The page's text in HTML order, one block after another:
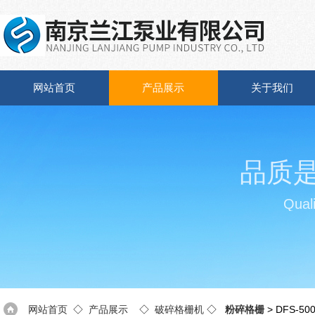
网站首页 产品展示 关于我们
品质
网站首页 ◇ 产品展示 ◇ 破碎格栅机 ◇ 粉碎格栅 > DFS-